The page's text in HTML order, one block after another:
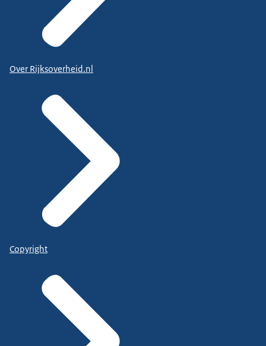
Over Rijksoverheid.nl
Copyright